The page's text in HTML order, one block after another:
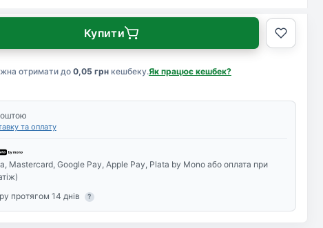
отримати до 0,05 грнкешбеку.Як працює кешбек?
Купити
та оплату
Mastercard, Google Pay, Apple Pay, Plata by Mono або оплата при
протягом 14 днів
?